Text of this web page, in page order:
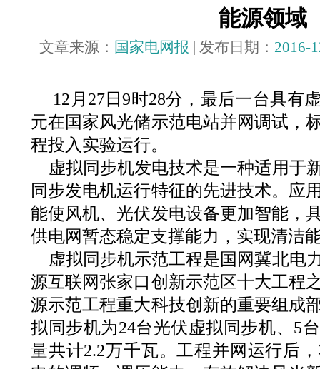
能源领域
文章来源： 国家电网报 | 发布日期： 2016-
12月27日9时28分，最后一台具有
元在国家风光储示范电站并网调试，
程投入实验运行。
虚拟同步机发电技术是一种适用于
同步发电机运行特征的先进技术。应
能使风机、光伏发电设备更加智能，
供电网暂态稳定支撑能力，实现清洁
虚拟同步机示范工程是国网冀北电
源互联网张家口创新示范区十大工程
源示范工程重大科技创新的重要组成
拟同步机为24台光伏虚拟同步机、5
量共计2.2万千瓦。工程并网运行后